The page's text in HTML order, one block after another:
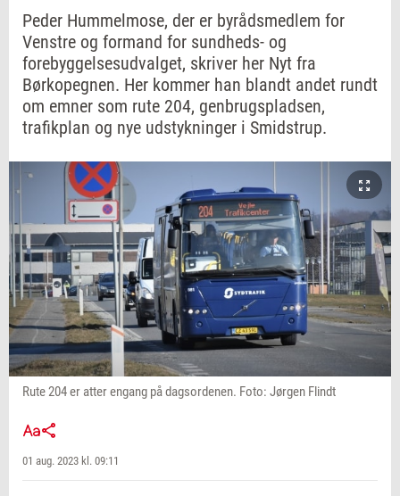
Peder Hummelmose, der er byrådsmedlem for
Venstre og formand for sundheds- og
forebyggelsesudvalget, skriver her Nyt fra
Børkopegnen. Her kommer han blandt andet rundt
om emner som rute 204, genbrugspladsen,
trafikplan og nye udstykninger i Smidstrup.
Rute 204 er atter engang på dagsordenen. Foto: Jørgen Flindt
01 aug. 2023 kl. 09:11